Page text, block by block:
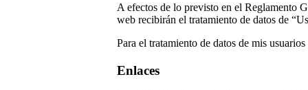
A efectos de lo previsto en el Reglamento
web recibirán el tratamiento de datos de
Para el tratamiento de datos de mis
Enlaces